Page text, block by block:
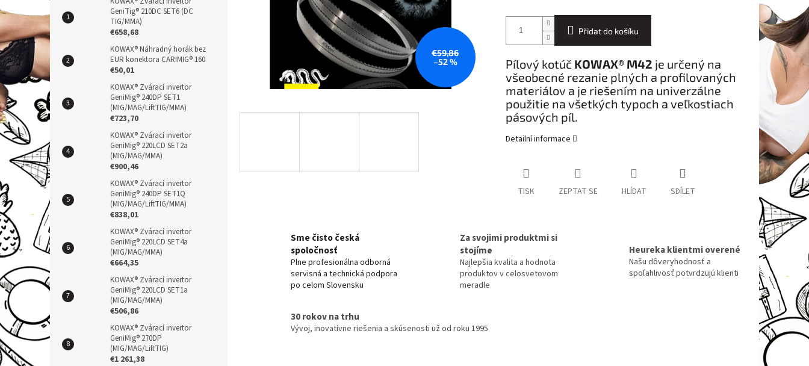
n
e
l
GeniTig® 210DC SET6 (DC
TIG/MMA)
€658,68
KOWAX® Náhradný horák bez
EUR konektora CARIMIG® 160
€50,01
KOWAX® Zvárací invertor
GeniMig® 240DP SET1
(MIG/MAG/LiftTIG/MMA)
€723,70
KOWAX® Zvárací invertor
GeniMig® 220LCD SET2a
(MIG/MAG/MMA)
€900,46
KOWAX® Zvárací invertor
GeniMig® 240DP SET1Q
(MIG/MAG/LiftTIG/MMA)
€838,01
KOWAX® Zvárací invertor
GeniMig® 220LCD SET4a
(MIG/MAG/MMA)
€664,35
KOWAX® Zvárací invertor
GeniMig® 220LCD SET1a
(MIG/MAG/MMA)
€506,86
KOWAX® Zvárací invertor
GeniMig® 270DP
(MIG/MAG/LiftTIG)
€1 261,38
€59,86
–52 %
Přidat do košíku
Pílový kotúč KOWAX® M42 je určený na
všeobecné rezanie plných a profilovaných
materiálov a je riešením na univerzálne
použitie na všetkých typoch a veľkostiach
pásových píl.
Detailní informace
TISK ZEPTAT SE HLÍDAT SDÍLET
Sme čisto česká
spoločnosť
Plne profesionálna odborná
servisná a technická podpora
po celom Slovensku
Za svojimi produktmi si
stojíme
Najlepšia kvalita a hodnota
produktov v celosvetovom
meradle
Heureka klientmi overené
Našu dôveryhodnosť a
spoľahlivosť potvrdzujú klienti
30 rokov na trhu
Vývoj, inovatívne riešenia a skúsenosti už od roku 1995